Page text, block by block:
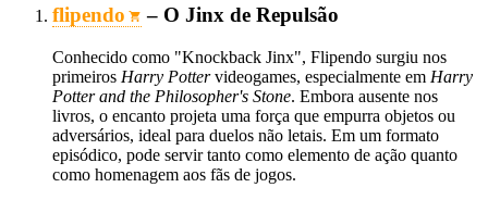
flipendo – O Jinx de Repulsão
Conhecido como "Knockback Jinx", Flipendo surgiu nos
primeiros Harry Pottervideogames, especialmente em Harry
Potter and the Philosopher's Stone. Embora ausente nos
livros, o encanto projeta uma força que empurra objetos ou
adversários, ideal para duelos não letais. Em um formato
episódico, pode servir tanto como elemento de ação quanto
como homenagem aos fãs de jogos.